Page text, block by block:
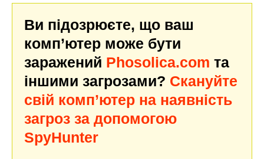
Ви підозрюєте, що ваш
комп’ютер може бути
заражений Phosolica.com та
іншими загрозами? Скануйте
свій комп’ютер на наявність
загроз за допомогою
SpyHunter